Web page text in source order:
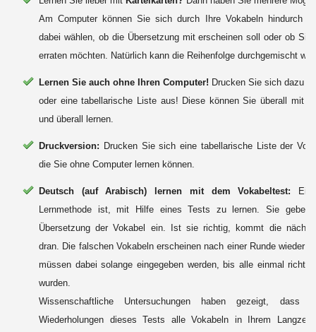
Am Computer können Sie sich durch Ihre Vokabeln hindurch
dabei wählen, ob die Übersetzung mit erscheinen soll oder ob Sie
erraten möchten. Natürlich kann die Reihenfolge durchgemischt
Lernen Sie auch ohne Ihren Computer! Drucken Sie sich dazu
oder eine tabellarische Liste aus! Diese können Sie überall mit
und überall lernen.
Druckversion: Drucken Sie sich eine tabellarische Liste der
die Sie ohne Computer lernen können.
Deutsch (auf Arabisch) lernen mit dem Vokabeltest:
Lernmethode ist, mit Hilfe eines Tests zu lernen. Sie geben
Übersetzung der Vokabel ein. Ist sie richtig, kommt die
dran. Die falschen Vokabeln erscheinen nach einer Runde wieder
müssen dabei solange eingegeben werden, bis alle einmal richtig
wurden.
Wissenschaftliche Untersuchungen haben gezeigt, dass
Wiederholungen dieses Tests alle Vokabeln in Ihrem